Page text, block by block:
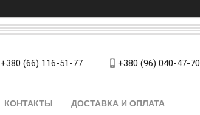
+380 (66) 116-51-77 +380 (96) 040-47-70
КОНТАКТЫ ДОСТАВКА И ОПЛАТА